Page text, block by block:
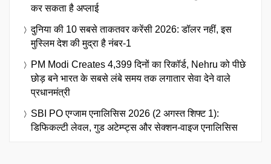
कर सकता है अप्लाई
दुनिया की 10 सबसे ताकतवर करेंसी 2026: डॉलर नहीं, इस
मुस्लिम देश की मुद्रा है नंबर-1
PM Modi Creates 4,399 दिनों का रिकॉर्ड, Nehru को पीछे
छोड़ बने भारत के सबसे लंबे समय तक लगातार सेवा देने वाले
प्रधानमंत्री
SBI PO एग्जाम एनालिसिस 2026 (2 अगस्त शिफ्ट 1):
डिफिकल्टी लेवल, गुड अटेम्प्ट्स और सेक्शन-वाइज एनालिसिस